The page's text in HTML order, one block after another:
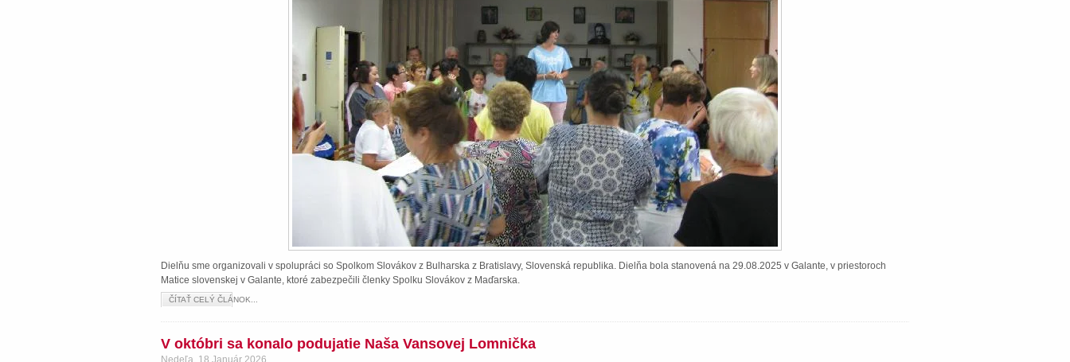
Dielňu sme organizovali v spolupráci so Spolkom Slovákov z Bulharska z Bratislavy, Slovenská republika. Dielňa bola stanovená na 29.08.2025 v Galante, v priestoroch
Matice slovenskej v Galante, ktoré zabezpečili členky Spolku Slovákov z Maďarska.
ČÍTAŤ CELÝ ČLÁNOK...
V októbri sa konalo podujatie Naša Vansovej Lomnička
Nedeľa, 18 Január 2026